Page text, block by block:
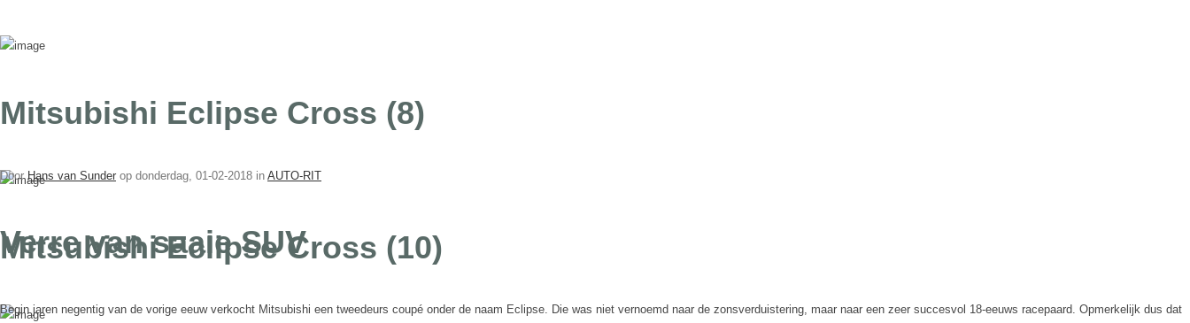
Mitsubishi Eclipse Cross (8)
Mitsubishi Eclipse Cross (10)
DoorHans van Sunder op donderdag, 01-02-2018 in AUTO-RIT
Verre van saaie SUV
Begin jaren negentig van de vorige eeuw verkocht Mitsubishi een tweedeurs coupé onder de naam Eclipse. Die was niet vernoemd naar de zonsverduistering, maar naar een zeer succesvol 18-eeuws racepaard. Opmerkelijk dus dat